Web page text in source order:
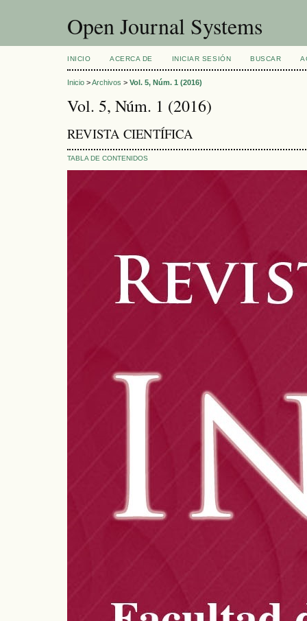
Open Journal Systems
INICIO ACERCA DE INICIAR SESIÓN BUSCAR
Inicio >Archivos > Vol. 5, Núm. 1 (2016)
Vol. 5, Núm. 1 (2016)
REVISTA CIENTÍFICA
TABLA DE CONTENIDOS